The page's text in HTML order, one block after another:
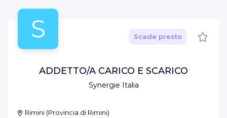
S
Synergie Italia
Scade presto Salva
ADDETTO/A CARICO E SCARICO
Rimini (Provincia di Rimini)